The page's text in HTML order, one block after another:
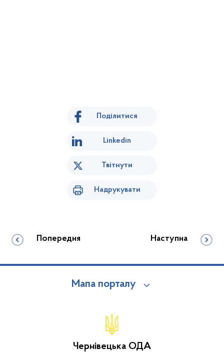
Поділитися
Linkedin
Твітнути
Надрукувати
Попередня Наступна
Мапа порталу
Чернівецька ОДА